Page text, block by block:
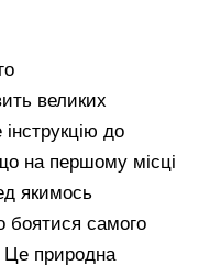
великих
до
на першому місці
якимось
боятися самого
Це природна